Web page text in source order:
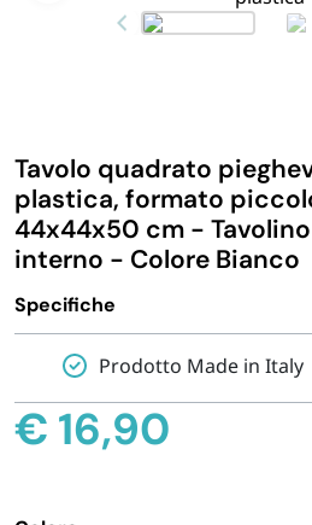
IMBALLAGGIO E
CASA E PERSONA
FERRAMENTA E LINEA AUTO
PERSONA E MEDICALI
AVVOLGENTI E
Tavolo quadrato
plastica, formato
44x44x50 cm -
interno - Colore Bianco
Specifiche
Prodotto Made in Italy
€ 16,90